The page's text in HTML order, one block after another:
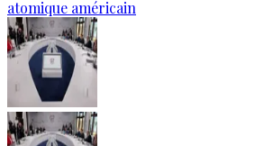
atomique américain